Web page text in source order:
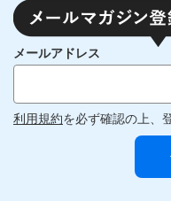
メールアドレス
利用規約を必ず確認の上、